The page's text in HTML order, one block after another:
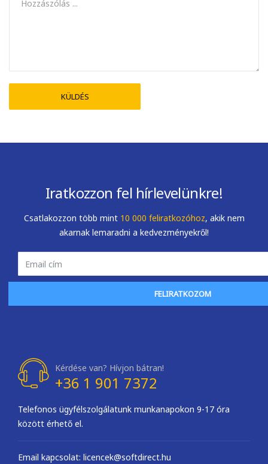
Iratkozzon fel hírlevelünkre!
Csatlakozzon több mint 10 000 feliratkozóhoz, akik nem
akarnak lemaradni a kedvezményekről!
FELIRATKOZOM
Kérdése van? Hívjon bátran!
+36 1 901 7372
Telefonos ügyfélszolgálatunk munkanapokon 9-17 óra
között érhető el.
Email kapcsolat: licencek@softdirect.hu